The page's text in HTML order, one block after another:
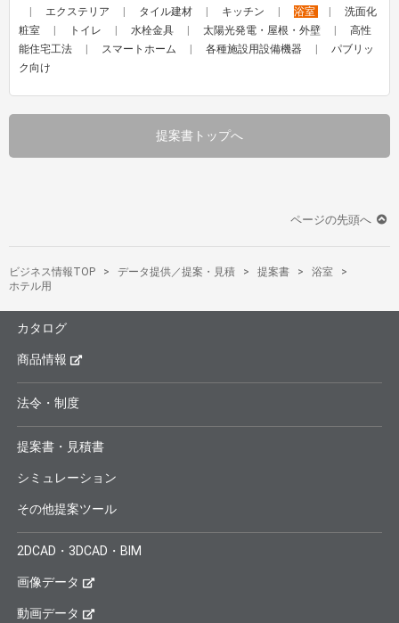
エクステリア
タイル建材 キッチン 浴室
洗面化
粧室
トイレ 水栓金具 太陽光発電・屋根・外壁
高性
能住宅工法
スマートホーム 各種施設用設備機器
パブリッ
ク向け
提案書トップへ
ページの先頭へ
ビジネス情報TOP データ提供／提案・見積 提案書
浴室
ホテル用
カタログ
商品情報
法令・制度
提案書・見積書
シミュレーション
その他提案ツール
2DCAD・3DCAD・BIM
画像データ
動画データ